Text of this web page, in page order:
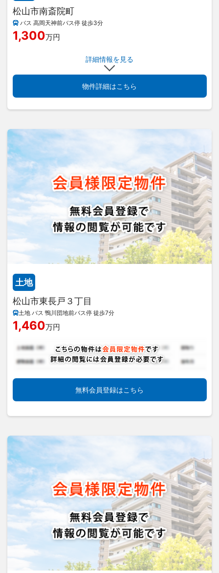
松山市南斎院町
バス 高岡天神前バス停 徒歩3分
1,300万円
詳細情報を見る
物件詳細はこちら
土地
松山市東長戸３丁目
土地 バス 鴨川団地前バス停 徒歩7分
1,460万円
無料会員登録はこちら